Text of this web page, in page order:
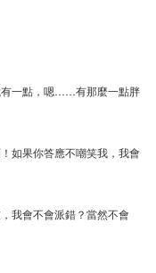
一點，嗯……有那麼一點胖
如果你答應不嘲笑我，我會
我會不會派錯？當然不會